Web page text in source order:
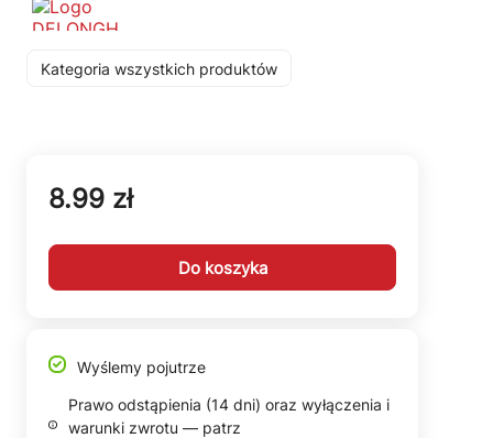
Kategoria wszystkich produktów
8.99 zł
Do koszyka
Wyślemy pojutrze
Prawo odstąpienia (14 dni) oraz wyłączenia i
warunki zwrotu — patrz